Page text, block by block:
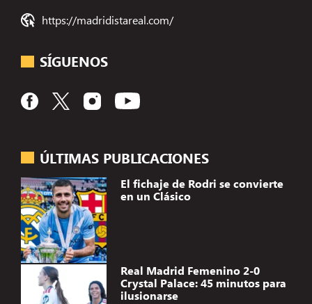
ÚLTIMAS PUBLICACIONES
El fichaje de Rodri se convierte
en un Clásico
Real Madrid Femenino 2-0
Crystal Palace: 45 minutos para
ilusionarse
https://madridistareal.com/
SÍGUENOS